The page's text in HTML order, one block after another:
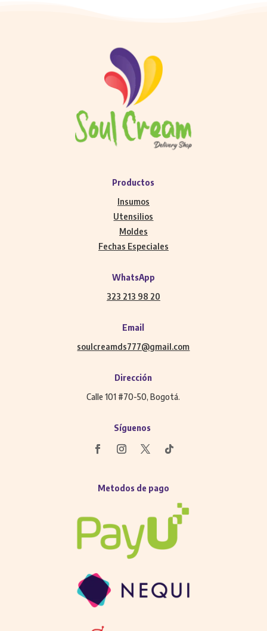
Productos
Insumos
Utensilios
Moldes
Fechas Especiales
WhatsApp
323 213 98 20
Email
soulcreamds777@gmail.com
Dirección
Calle 101 #70-50, Bogotá.
Síguenos
Metodos de pago